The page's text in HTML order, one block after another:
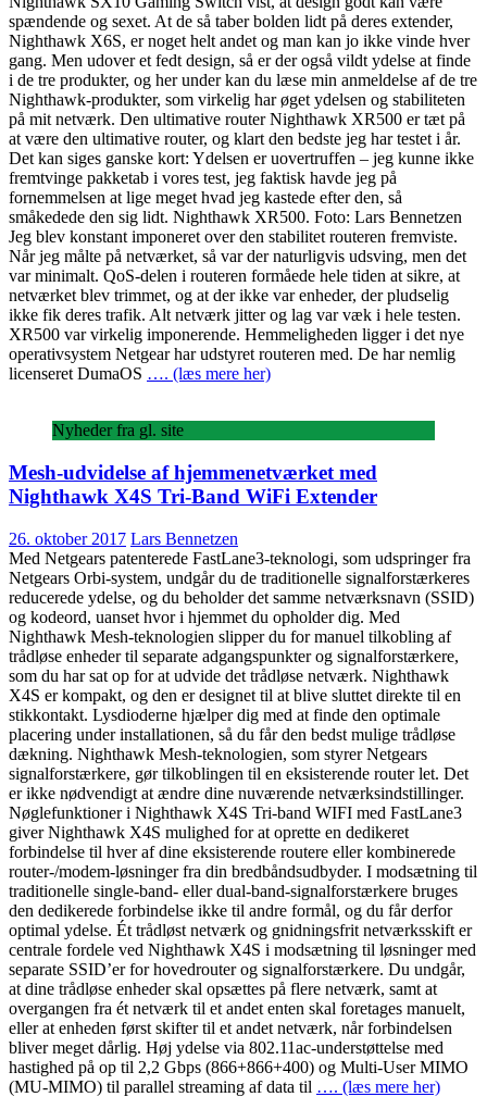
spændende og sexet. At de så taber bolden lidt på deres extender,
Nighthawk X6S, er noget helt andet og man kan jo ikke vinde hver
gang. Men udover et fedt design, så er der også vildt ydelse at finde
i de tre produkter, og her under kan du læse min anmeldelse af de tre
Nighthawk-produkter, som virkelig har øget ydelsen og stabiliteten
på mit netværk. Den ultimative router Nighthawk XR500 er tæt på
at være den ultimative router, og klart den bedste jeg har testet i år.
Det kan siges ganske kort: Ydelsen er uovertruffen – jeg kunne ikke
fremtvinge pakketab i vores test, jeg faktisk havde jeg på
fornemmelsen at lige meget hvad jeg kastede efter den, så
småkedede den sig lidt. Nighthawk XR500. Foto: Lars Bennetzen
Jeg blev konstant imponeret over den stabilitet routeren fremviste.
Når jeg målte på netværket, så var der naturligvis udsving, men det
var minimalt. QoS-delen i routeren formåede hele tiden at sikre, at
netværket blev trimmet, og at der ikke var enheder, der pludselig
ikke fik deres trafik. Alt netværk jitter og lag var væk i hele testen.
XR500 var virkelig imponerende. Hemmeligheden ligger i det nye
operativsystem Netgear har udstyret routeren med. De har nemlig
licenseret DumaOS …. (læs mere her)
Nyheder fra gl. site
Mesh-udvidelse af hjemmenetværket med
Nighthawk X4S Tri-Band WiFi Extender
26. oktober 2017 Lars Bennetzen
Med Netgears patenterede FastLane3-teknologi, som udspringer fra
Netgears Orbi-system, undgår du de traditionelle signalforstærkeres
reducerede ydelse, og du beholder det samme netværksnavn (SSID)
og kodeord, uanset hvor i hjemmet du opholder dig. Med
Nighthawk Mesh-teknologien slipper du for manuel tilkobling af
trådløse enheder til separate adgangspunkter og signalforstærkere,
som du har sat op for at udvide det trådløse netværk. Nighthawk
X4S er kompakt, og den er designet til at blive sluttet direkte til en
stikkontakt. Lysdioderne hjælper dig med at finde den optimale
placering under installationen, så du får den bedst mulige trådløse
dækning. Nighthawk Mesh-teknologien, som styrer Netgears
signalforstærkere, gør tilkoblingen til en eksisterende router let. Det
er ikke nødvendigt at ændre dine nuværende netværksindstillinger.
Nøglefunktioner i Nighthawk X4S Tri-band WIFI med FastLane3
giver Nighthawk X4S mulighed for at oprette en dedikeret
forbindelse til hver af dine eksisterende routere eller kombinerede
router-/modem-løsninger fra din bredbåndsudbyder. I modsætning til
traditionelle single-band- eller dual-band-signalforstærkere bruges
den dedikerede forbindelse ikke til andre formål, og du får derfor
optimal ydelse. Ét trådløst netværk og gnidningsfrit netværksskift er
centrale fordele ved Nighthawk X4S i modsætning til løsninger med
separate SSID’er for hovedrouter og signalforstærkere. Du undgår,
at dine trådløse enheder skal opsættes på flere netværk, samt at
overgangen fra ét netværk til et andet enten skal foretages manuelt,
eller at enheden først skifter til et andet netværk, når forbindelsen
bliver meget dårlig. Høj ydelse via 802.11ac-understøttelse med
hastighed på op til 2,2 Gbps (866+866+400) og Multi-User MIMO
(MU-MIMO) til parallel streaming af data til …. (læs mere her)